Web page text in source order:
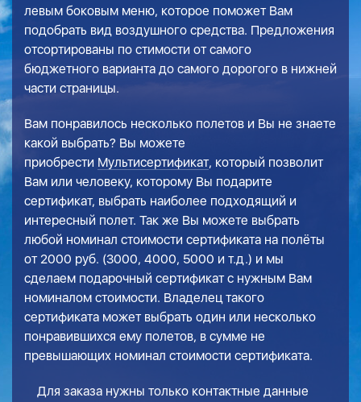
левым боковым меню, которое поможет Вам
подобрать вид воздушного средства. Предложения
отсортированы по стимости от самого
бюджетного варианта до самого дорогого в нижней
части страницы.
Вам понравилось несколько полетов и Вы не знаете
какой выбрать? Вы можете
приобрести Мультисертификат, который позволит
Вам или человеку, которому Вы подарите
сертификат, выбрать наиболее подходящий и
интересный полет. Так же Вы можете выбрать
любой номинал стоимости сертификата на полёты
от 2000 руб. (3000, 4000, 5000 и т.д.) и мы
сделаем подарочный сертификат с нужным Вам
номиналом стоимости. Владелец такого
сертификата может выбрать один или несколько
понравившихся ему полетов, в сумме не
превышающих номинал стоимости сертификата.
Для заказа нужны только контактные данные